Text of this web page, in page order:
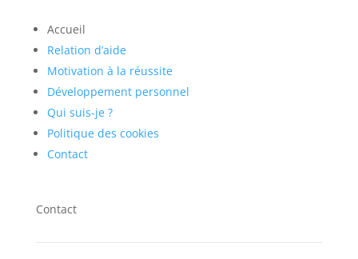
Accueil
Relation d’aide
Motivation à la réussite
Développement personnel
Qui suis-je ?
Politique des cookies
Contact
Contact